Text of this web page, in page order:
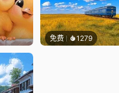
免费 1279